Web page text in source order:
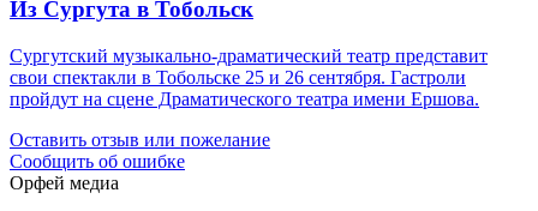
Из Сургута в Тобольск
Сургутский музыкально-драматический театр представит
свои спектакли в Тобольске 25 и 26 сентября. Гастроли
пройдут на сцене Драматического театра имени Ершова.
Оставить отзыв или пожелание
Сообщить об ошибке
Орфей медиа